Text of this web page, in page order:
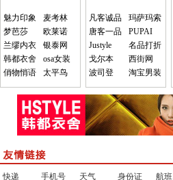
魅力印象
麦考林
梦芭莎
欧莱诺
兰缪内衣
银泰网
韩都衣舍
osa女装
俏物悄语
太平鸟
凡客诚品
玛萨玛索
唐客一品
PUPAI
Justyle
名品打折
戈尔本
西街网
波司登
淘宝男装
快递 手机号 天气 身份证 航班